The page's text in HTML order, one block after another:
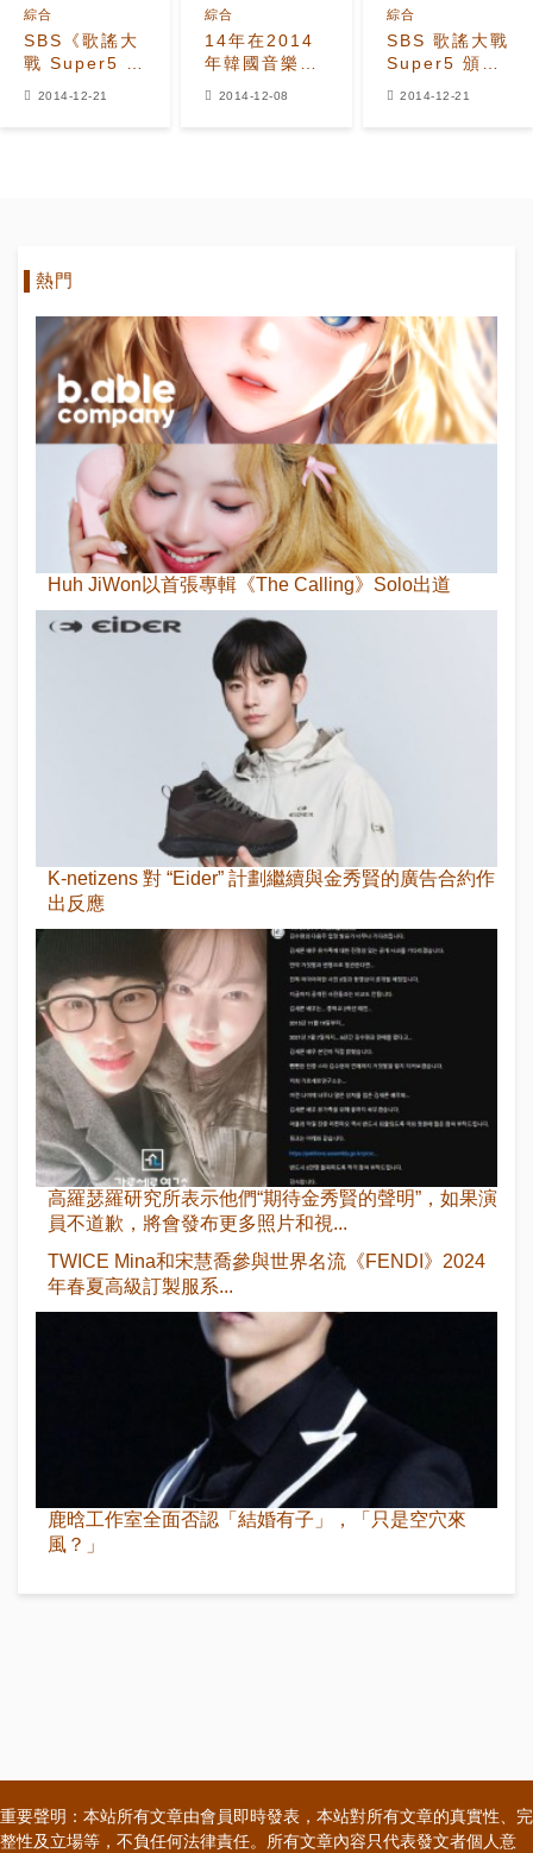
SBS《歌謠大
戰 Super5 頒
綜合
2014-12-21
14年在2014
年韓國音樂產
綜合
2014-12-08
SBS 歌謠大戰
Super5 頒獎
綜合
2014-12-21
熱門
Huh JiWon以首張專輯《The Calling》Solo出道
K-netizens 對 “Eider” 計劃繼續與金秀賢的廣告合約作
出反應
高羅瑟羅研究所表示他們“期待金秀賢的聲明”，如果演
員不道歉，將會發布更多照片和視...
TWICE Mina和宋慧喬參與世界名流《FENDI》2024
年春夏高級訂製服系...
鹿晗工作室全面否認「結婚有子」，「只是空穴來
風？」
重要聲明：本站所有文章由會員即時發表，本站對所有文章的真實性、完
整性及立場等，不負任何法律責任。所有文章內容只代表發文者個人意